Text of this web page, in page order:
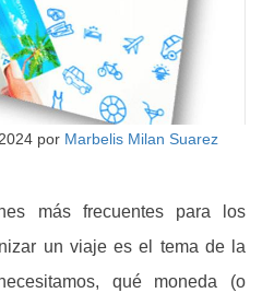
por Marbelis Milan Suarez
más frecuentes para los
un viaje es el tema de la
qué moneda (o